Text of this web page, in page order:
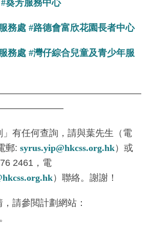
#葵芳服務中心
務處 #路德會富欣花園長者中心
務處 #灣仔綜合兒童及青少年服
有任何查詢，請與葉先生（電
郵: syrus.yip@hkcss.org.hk）或
2461，電
）聯絡。謝謝！
請參閲計劃網站：
。